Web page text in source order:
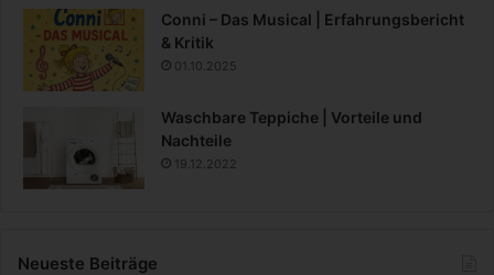
Conni – Das Musical | Erfahrungsbericht
& Kritik
01.10.2025
Waschbare Teppiche | Vorteile und
Nachteile
19.12.2022
Neueste Beiträge